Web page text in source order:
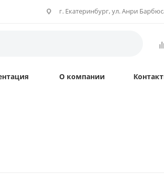
г. Екатеринбург, ул. Анри
О компании